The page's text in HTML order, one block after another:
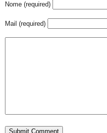
Nome (required)
Mail (required)